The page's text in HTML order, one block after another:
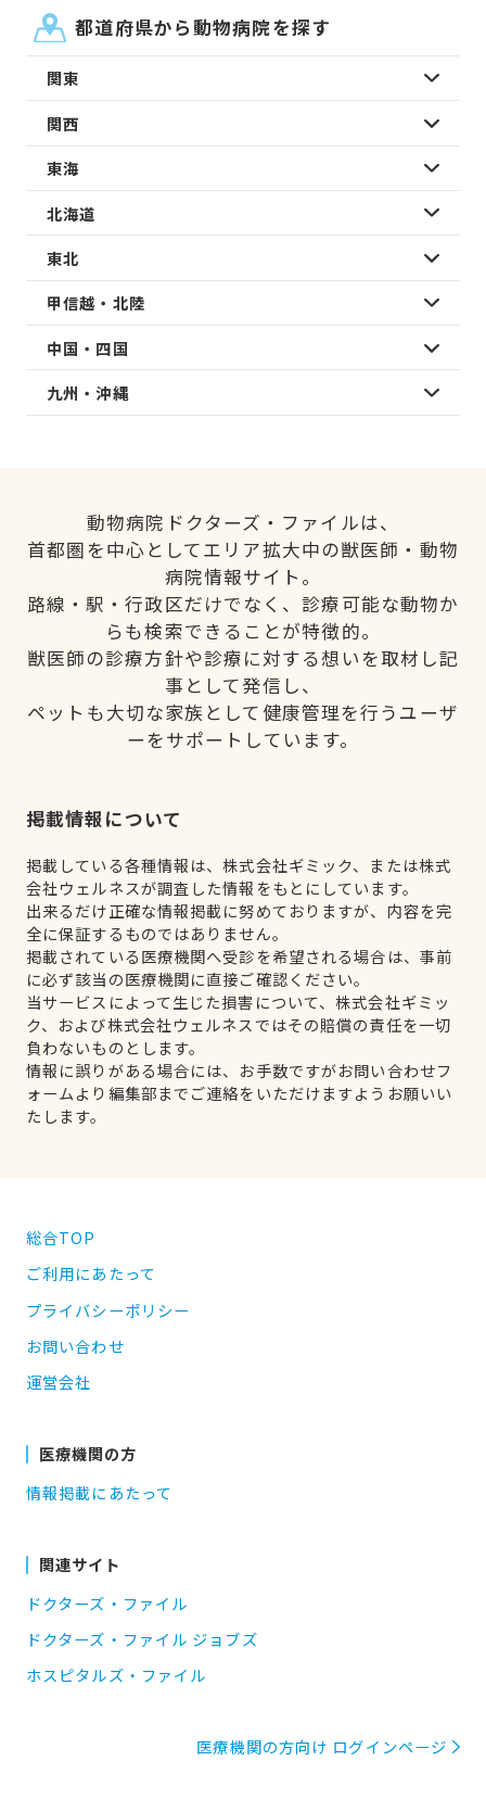
都道府県から動物病院を探す
関東
関西
東海
北海道
東北
甲信越・北陸
中国・四国
九州・沖縄
動物病院ドクターズ・ファイルは、
首都圏を中心としてエリア拡大中の獣医師・動物
病院情報サイト。
路線・駅・行政区だけでなく、診療可能な動物か
らも検索できることが特徴的。
獣医師の診療方針や診療に対する想いを取材し記
事として発信し、
ペットも大切な家族として健康管理を行うユーザ
ーをサポートしています。
掲載情報について
掲載している各種情報は、株式会社ギミック、または株式
会社ウェルネスが調査した情報をもとにしています。
出来るだけ正確な情報掲載に努めておりますが、内容を完
全に保証するものではありません。
掲載されている医療機関へ受診を希望される場合は、事前
に必ず該当の医療機関に直接ご確認ください。
当サービスによって生じた損害について、株式会社ギミッ
ク、および株式会社ウェルネスではその賠償の責任を一切
負わないものとします。
情報に誤りがある場合には、お手数ですがお問い合わせフ
ォームより編集部までご連絡をいただけますようお願いい
たします。
総合TOP
ご利用にあたって
プライバシーポリシー
お問い合わせ
運営会社
医療機関の方
情報掲載にあたって
関連サイト
ドクターズ・ファイル
ドクターズ・ファイル ジョブズ
ホスピタルズ・ファイル
医療機関の方向け ログインページ